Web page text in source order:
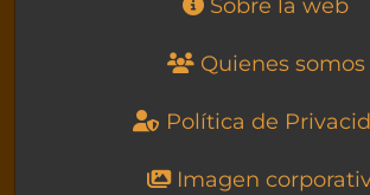
Sobre la web
Quienes somos
Política de
Imagen